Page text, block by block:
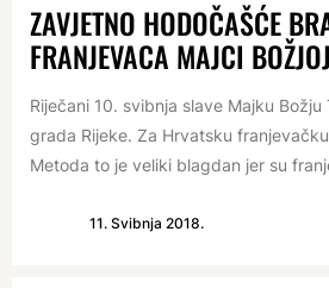
ZAVJETNO HODOČAŠĆE
FRANJEVACA MAJCI
Riječani 10. svibnja slave Majku
grada Rijeke. Za Hrvatsku
Metoda to je veliki blagdan jer su
11. Svibnja 2018.